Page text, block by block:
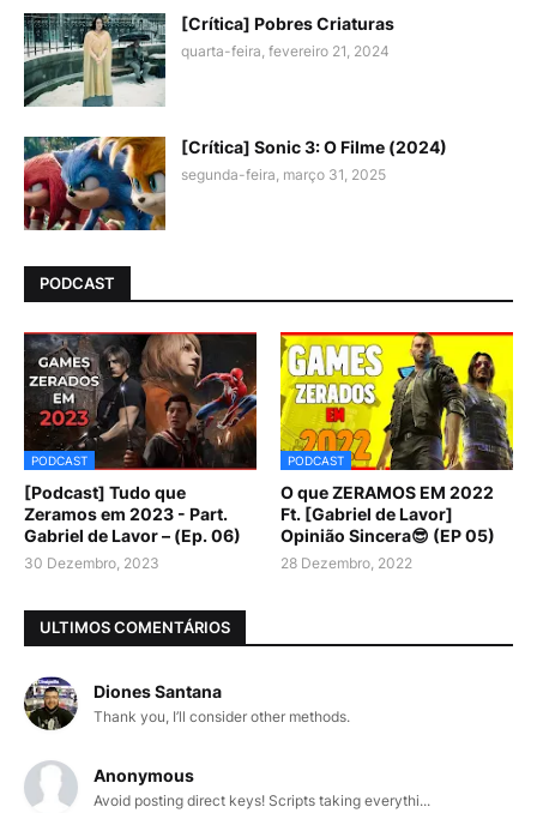
[Crítica] Pobres Criaturas
quarta-feira, fevereiro 21, 2024
[Crítica] Sonic 3: O Filme (2024)
segunda-feira, março 31, 2025
PODCAST
PODCAST
[Podcast] Tudo que
Zeramos em 2023 - Part.
Gabriel de Lavor – (Ep. 06)
30 Dezembro, 2023
PODCAST
O que ZERAMOS EM 2022
Ft. [Gabriel de Lavor]
Opinião Sincera😎 (EP 05)
28 Dezembro, 2022
ULTIMOS COMENTÁRIOS
Diones Santana
Thank you, I’ll consider other methods.
Anonymous
Avoid posting direct keys! Scripts taking everythi...